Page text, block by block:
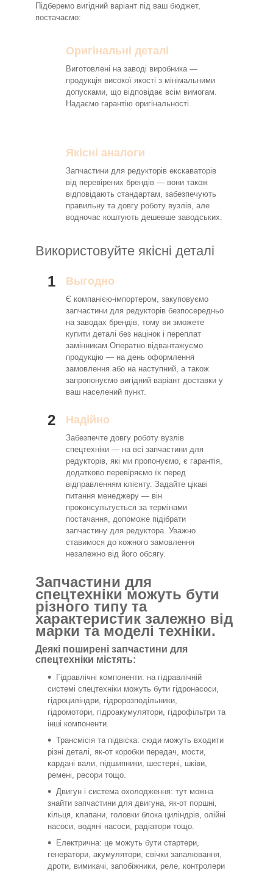
Підберемо вигідний варіант під ваш бюджет,
постачаємо:
Оригінальні деталі
Виготовлені на заводі виробника —
продукція високої якості з мінімальними
допусками, що відповідає всім вимогам.
Надаємо гарантію оригінальності.
Якісні аналоги
Запчастини для редукторів екскаваторів
від перевірених брендів — вони також
відповідають стандартам, забезпечують
правильну та довгу роботу вузлів, але
водночас коштують дешевше заводських.
Використовуйте якісні деталі
1 Выгодно
Є компанією-імпортером, закуповуємо
запчастини для редукторів безпосередньо
на заводах брендів, тому ви зможете
купити деталі без націнок і переплат
замінникам.Оператно відвантажуємо
продукцію — на день оформлення
замовлення або на наступний, а також
запропонуємо вигідний варіант доставки у
ваш населений пункт.
2 Надійно
Забезпечте довгу роботу вузлів
спецтехніки — на всі запчастини для
редукторів, які ми пропонуємо, є гарантія,
додатково перевіряємо їх перед
відправленням клієнту. Задайте цікаві
питання менеджеру — він
проконсультується за термінами
постачання, допоможе підібрати
запчастину для редуктора. Уважно
ставимося до кожного замовлення
незалежно від його обсягу.
Запчастини для
спецтехніки можуть бути
різного типу та
характеристик залежно від
марки та моделі техніки.
Деякі поширені запчастини для
спецтехніки містять:
Гідравлічні компоненти: на гідравлічній
системі спецтехніки можуть бути гідронасоси,
гідроциліндри, гідророзподільники,
гідромотори, гідроакумулятори, гідрофільтри та
інші компоненти.
Трансмісія та підвіска: сюди можуть входити
різні деталі, як-от коробки передач, мости,
кардані вали, підшипники, шестерні, шківи,
ремені, ресори тощо.
Двигун і система охолодження: тут можна
знайти запчастини для двигуна, як-от поршні,
кільця, клапани, головки блока циліндрів, олійні
насоси, водяні насоси, радіатори тощо.
Електрична: це можуть бути стартери,
генератори, акумулятори, свічки запалювання,
дроти, вимикачі, запобіжники, реле, контролери